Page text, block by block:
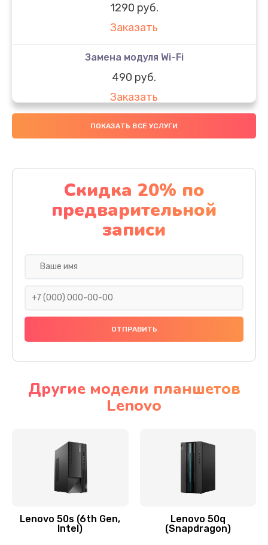
1290 руб.
Заказать
Замена модуля Wi-Fi
490 руб.
Заказать
Замена микрофона
Заказать
Замена аккумулятора
1130 руб.
Заказать
Замена дисплея (экрана)
Замена тачскрина
Замена разъема питания
Замена мультиконтроллера
Заказать
ПОКАЗАТЬ ВСЕ УСЛУГИ
Скидка 20% по
предварительной
записи
Другие модели планшетов
Lenovo
Lenovo 50s (6th Gen,
Intel)
Lenovo 50q
(Snapdragon)